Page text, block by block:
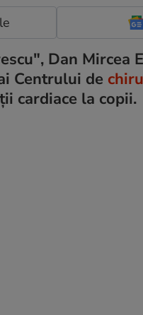
Dan Mircea
Centrului de
cardiace la copii.